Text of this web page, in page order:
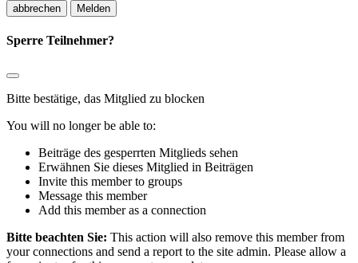
Melden
Sperre Teilnehmer?
Bitte bestätige, das Mitglied zu blocken
You will no longer be able to:
Beiträge des gesperrten Mitglieds sehen
Erwähnen Sie dieses Mitglied in Beiträgen
Invite this member to groups
Message this member
Add this member as a connection
Bitte beachten Sie: This action will also remove this member from
your connections and send a report to the site admin. Please allow a